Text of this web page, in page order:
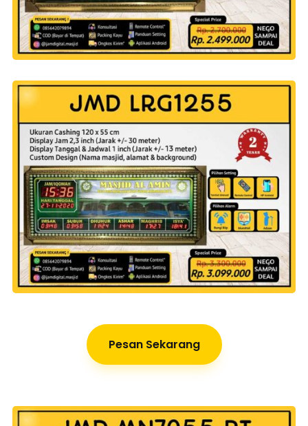
Pesan Sekarang